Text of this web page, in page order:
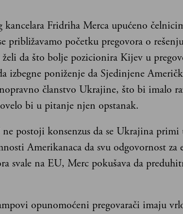
kancelara Fridriha Merca upućeno
približavamo početku pregovora o
da što bolje pozicionira Kijev u
izbegne poniženje da Sjedinjene
članstvo Ukrajine, što bi imalo
bi u pitanje njen opstanak.
ne postoji konsenzus da se Ukrajina primi
Amerikanaca da svu odgovornost za
svale na EU, Merc pokušava da
opunomoćeni pregovarači imaju